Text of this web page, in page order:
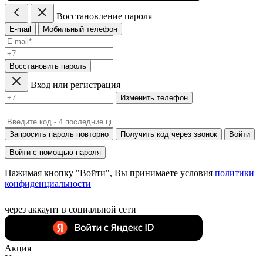
Восстановление пароля
E-mail Мобильный телефон
Восстановить пароль
Вход или регистрация
Изменить телефон
Запросить пароль повторно Получить код через звонок Войти
Войти с помощью пароля
Нажимая кнопку "Войти", Вы принимаете условия политики
конфиденциальности
через аккаунт в социальной сети
Акция